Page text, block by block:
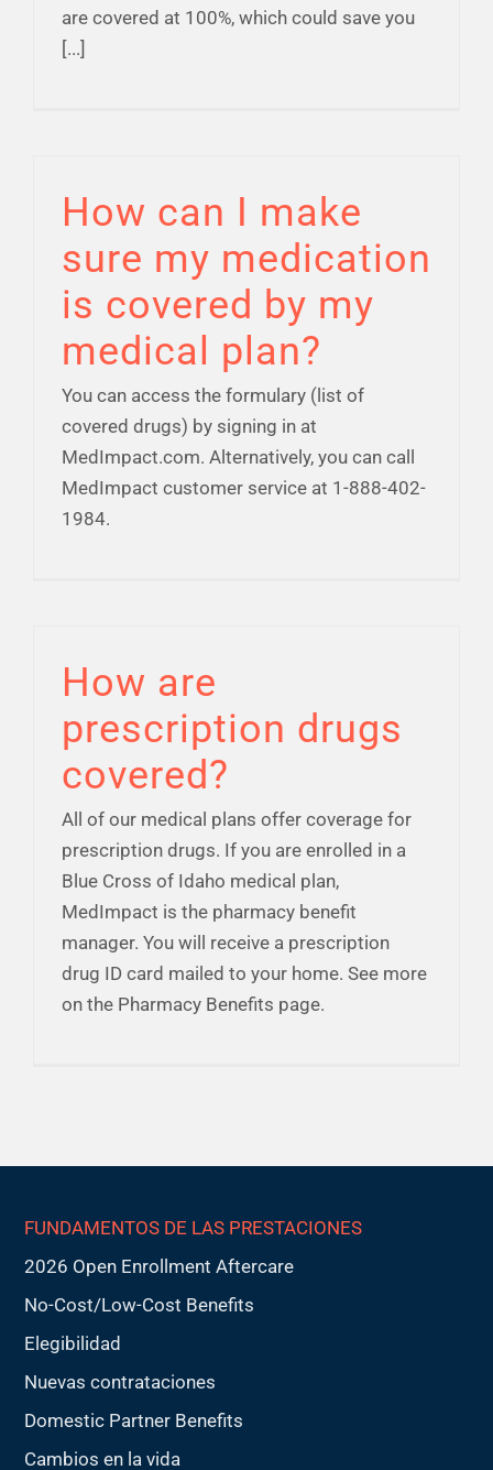
are covered at 100%, which could save you
[...]
How can I make
sure my medication
is covered by my
medical plan?
You can access the formulary (list of
covered drugs) by signing in at
MedImpact.com. Alternatively, you can call
MedImpact customer service at 1-888-402-
1984.
How are
prescription drugs
covered?
All of our medical plans offer coverage for
prescription drugs. If you are enrolled in a
Blue Cross of Idaho medical plan,
MedImpact is the pharmacy benefit
manager. You will receive a prescription
drug ID card mailed to your home. See more
on the Pharmacy Benefits page.
FUNDAMENTOS DE LAS PRESTACIONES
2026 Open Enrollment Aftercare
No-Cost/Low-Cost Benefits
Elegibilidad
Nuevas contrataciones
Domestic Partner Benefits
Cambios en la vida